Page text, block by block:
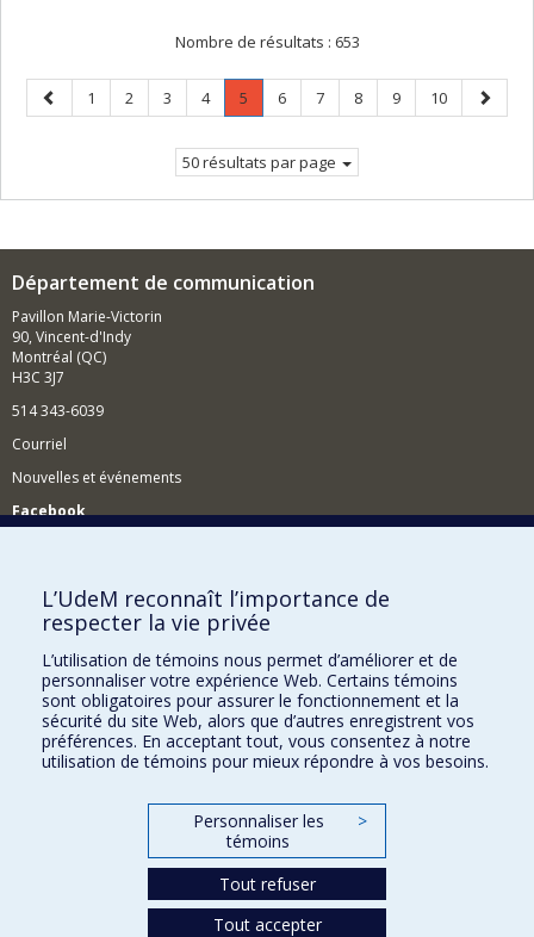
Nombre de résultats : 653
Page
précédente
Page
1 Page
2 Page
3 Page
4 Page
5
Page
Page
6 Page
7 Page
8 Page
9 Page
10
Page
50 résultats par page
Département de communication
Pavillon Marie-Victorin
90, Vincent-d'Indy
Montréal (QC)
H3C 3J7
514 343-6039
Courriel
Nouvelles et événements
Facebook
Comment soutenir le Département?
BESOIN D'AIDE?
Plan du site
Signaler une erreur
Accessibilité
FACULTÉ DES ARTS ET DES SCIENCES
Nos départements et écoles
L’UdeM reconnaît l’importance de
respecter la vie privée
L’utilisation de témoins nous permet d’améliorer et de
personnaliser votre expérience Web. Certains témoins
sont obligatoires pour assurer le fonctionnement et la
sécurité du site Web, alors que d’autres enregistrent vos
préférences. En acceptant tout, vous consentez à notre
utilisation de témoins pour mieux répondre à vos besoins.
Personnaliser les
témoins
>
Tout refuser
Tout accepter